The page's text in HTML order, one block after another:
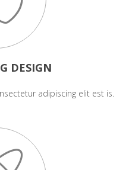
DESIGN
adipiscing elit est is.